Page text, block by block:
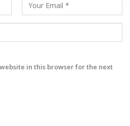
in this browser for the next